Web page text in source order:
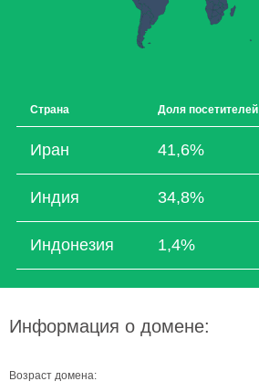
Страна Доля посетителей
Иран 41,6%
Индия 34,8%
Индонезия 1,4%
Информация о домене:
Возраст домена: